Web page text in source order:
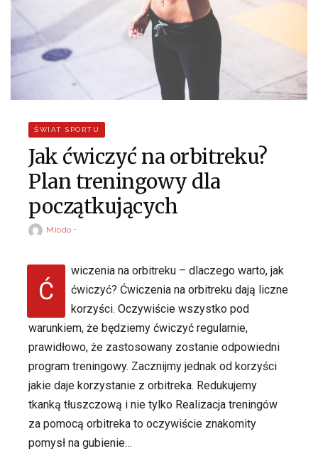
ŚWIAT SPORTU
Jak ćwiczyć na orbitreku?
Plan treningowy dla
początkujących
Miodo
Ć
wiczenia na orbitreku – dlaczego warto, jak
ćwiczyć? Ćwiczenia na orbitreku dają liczne
korzyści. Oczywiście wszystko pod
warunkiem, że będziemy ćwiczyć regularnie,
prawidłowo, że zastosowany zostanie odpowiedni
program treningowy. Zacznijmy jednak od korzyści
jakie daje korzystanie z orbitreka. Redukujemy
tkanką tłuszczową i nie tylko Realizacja treningów
za pomocą orbitreka to oczywiście znakomity
pomysł na gubienie…